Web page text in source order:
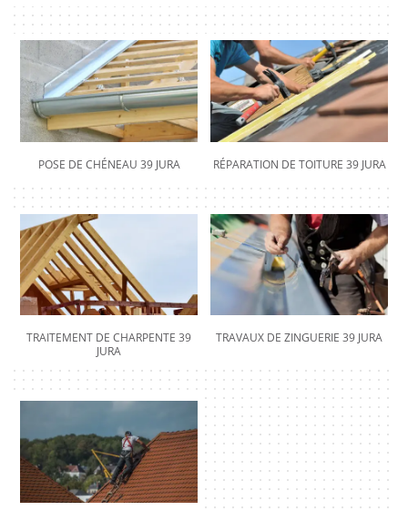
POSE DE CHÉNEAU 39 JURA RÉPARATION DE TOITURE 39 JURA
TRAITEMENT DE CHARPENTE 39
JURA
TRAVAUX DE ZINGUERIE 39 JURA